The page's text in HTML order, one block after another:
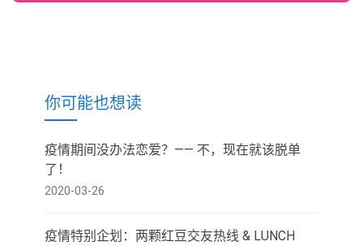
你可能也想读
疫情期间没办法恋爱？—— 不，现在就该脱单
了！
2020-03-26
疫情特别企划：两颗红豆交友热线 & LUNCH